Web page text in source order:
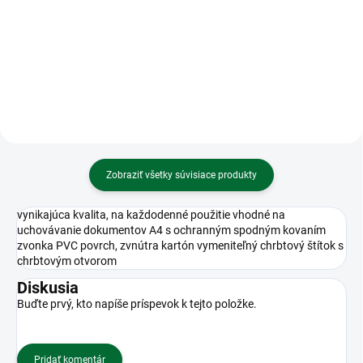
Zobraziť všetky súvisiace produkty
vynikajúca kvalita, na každodenné použitie vhodné na
uchovávanie dokumentov A4 s ochranným spodným kovaním
zvonka PVC povrch, zvnútra kartón vymeniteľný chrbtový štítok s
chrbtovým otvorom
Diskusia
Buďte prvý, kto napíše príspevok k tejto položke.
Pridať komentár